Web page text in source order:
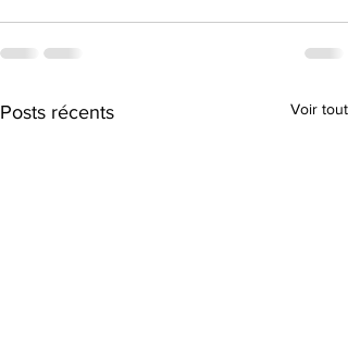
Posts récents Voir tout